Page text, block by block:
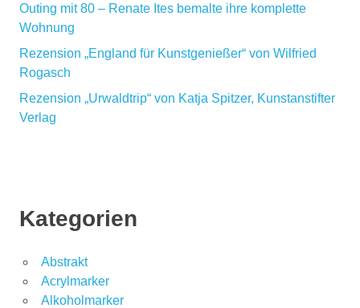
Outing mit 80 – Renate Ites bemalte ihre komplette
Wohnung
Rezension „England für Kunstgenießer“ von Wilfried
Rogasch
Rezension „Urwaldtrip“ von Katja Spitzer, Kunstanstifter
Verlag
Kategorien
Abstrakt
Acrylmarker
Alkoholmarker